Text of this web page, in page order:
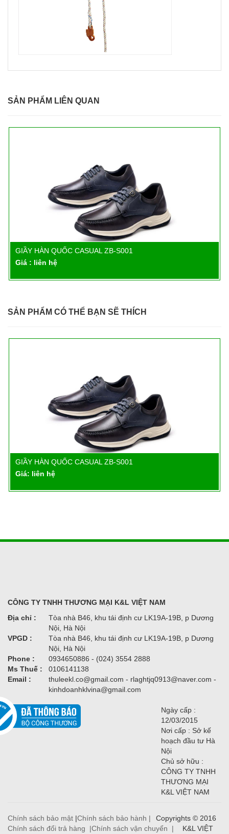
SẢN PHẨM LIÊN QUAN
Chi tiết
GIẦY HÀN QUỐC CASUAL ZB-S001
Giá : liên hệ
SẢN PHẨM CÓ THỂ BẠN SẼ THÍCH
Chi tiết
GIẦY HÀN QUỐC CASUAL ZB-S001
Giá: liên hệ
CÔNG TY TNHH THƯƠNG MẠI K&L VIỆT NAM
Địa chỉ :
Tòa nhà B46, khu tái định cư LK19A-19B, p Dương
Nội, Hà Nội
VPGD :
Tòa nhà B46, khu tái định cư LK19A-19B, p Dương
Nội, Hà Nội
Phone :
0934650886 - (024) 3554 2888
Ms Thuế :
0106141138
Email :
thuleekl.co@gmail.com - rlaghtjq0913@naver.com -
kinhdoanhklvina@gmail.com
Ngày cấp :
12/03/2015
Nơi cấp : Sở kế
hoạch đầu tư Hà
Nội
Chủ sở hữu :
CÔNG TY TNHH
THƯƠNG MẠI
K&L VIỆT NAM
Chính sách bảo mật |Chính sách bảo hành |
Chính sách đổi trả hàng |Chính sách vận chuyển |
Copyrights © 2016
K&L VIỆT